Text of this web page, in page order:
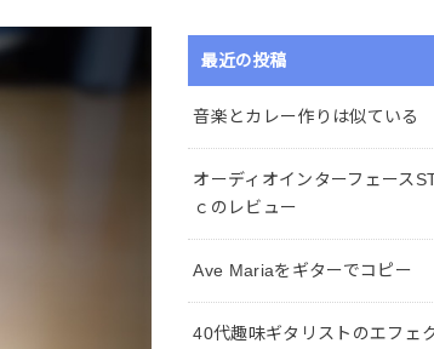
最近の投稿
音楽とカレー作りは似ている
オーディオインターフェース
ｃのレビュー
Ave Mariaをギターでコピー
40代趣味ギタリストのエフェ